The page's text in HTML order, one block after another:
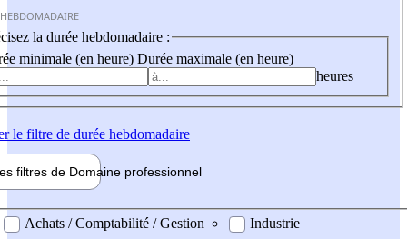
la durée hebdomadaire :
minimale (en heure) Durée maximale (en heure)
heures
le filtre de durée hebdomadaire
filtres de Domaine professionnel
professionel
Achats / Comptabilité / Gestion
Industrie